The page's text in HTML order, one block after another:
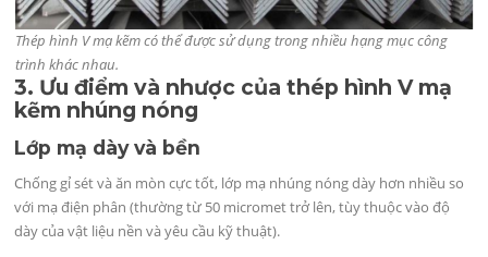
Thép hình V mạ kẽm có thể được sử dụng trong nhiều hạng mục công
trình khác nhau.
3. Ưu điểm và nhược của thép hình V mạ
kẽm nhúng nóng
Lớp mạ dày và bền
Chống gỉ sét và ăn mòn cực tốt, lớp mạ nhúng nóng dày hơn nhiều so
với mạ điện phân (thường từ 50 micromet trở lên, tùy thuộc vào độ
dày của vật liệu nền và yêu cầu kỹ thuật).